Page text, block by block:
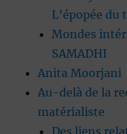
L’épopée
Mondes
SAMADHI
Anita Moorjani
Au-delà de la
matérialiste